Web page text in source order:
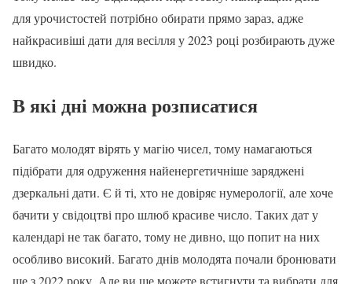
для урочистостей потрібно обирати прямо зараз, адже
найкрасивіші дати для весілля у 2023 році розбирають дуже
швидко.
В які дні можна розписатися
Багато молодят вірять у магію чисел, тому намагаються
підібрати для одруження найенергетичніше заряджені
дзеркальні дати. Є й ті, хто не довіряє нумерології, але хоче
бачити у свідоцтві про шлюб красиве число. Таких дат у
календарі не так багато, тому не дивно, що попит на них
особливо високий. Багато днів молодята почали бронювати
ще з 2022 року. Але ви ще можете встигнути та вибрати для